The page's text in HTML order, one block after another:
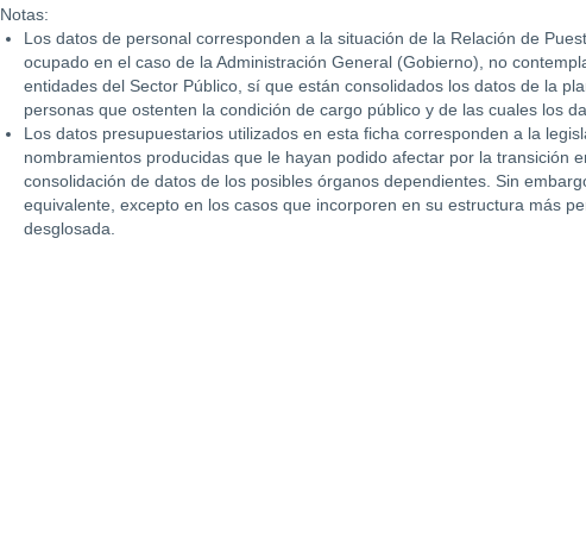
Notas:
Los datos de personal corresponden a la situación de la Relación de
ocupado en el caso de la Administración General (Gobierno), no
entidades del Sector Público, sí que están consolidados los datos de la
personas que ostenten la condición de cargo público y de las cuales los
Los datos presupuestarios utilizados en esta ficha corresponden a la
nombramientos producidas que le hayan podido afectar por la transición
consolidación de datos de los posibles órganos dependientes. Sin
equivalente, excepto en los casos que incorporen en su estructura más
desglosada.